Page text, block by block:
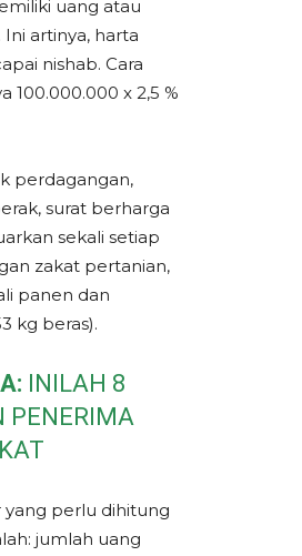
uang atau
Ini artinya, harta
nishab. Cara
100.000.000 x 2,5 %
perdagangan,
surat berharga
sekali setiap
zakat pertanian,
panen dan
kg beras).
INILAH 8
PENERIMA
perlu dihitung
jumlah uang